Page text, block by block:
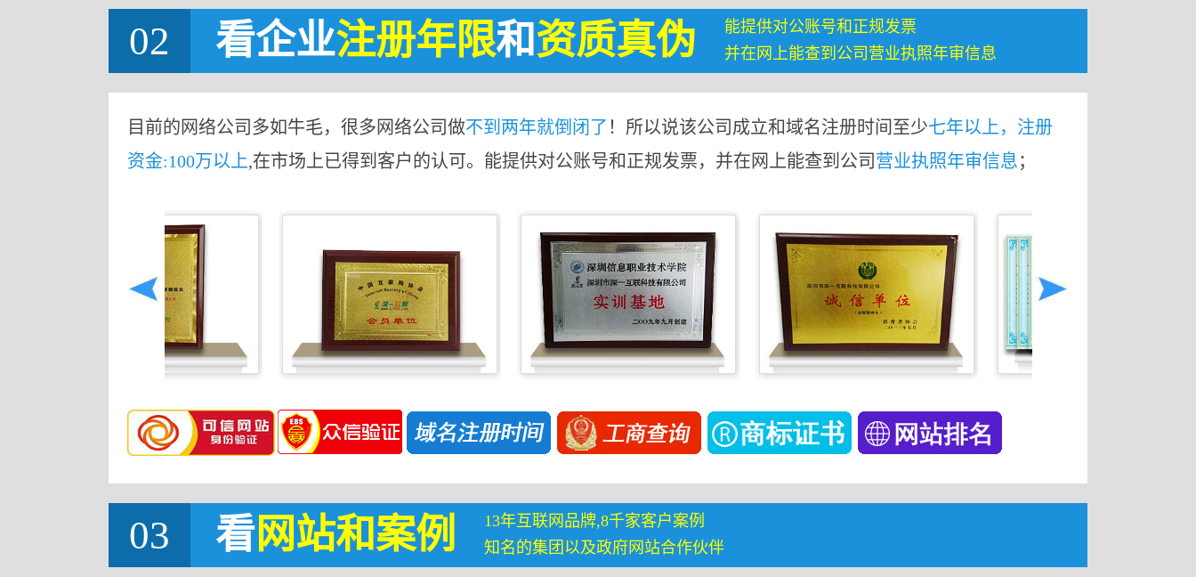
02 看企业注册年限和资质真伪
能提供对公账号和正规发票
并在网上能查到公司营业执照年审信息
目前的网络公司多如牛毛，很多网络公司做不到两年就倒闭了 ！所以说该公司成立和域名注册时间至少七年以上，注册
资金:100万以上,在市场上已得到客户的认可。能提供对公账号和正规发票，并在网上能查到公司 营业执照年审信息；
03 看网站和案例
13年互联网品牌,8千家客户案例
知名的集团以及政府网站合作伙伴